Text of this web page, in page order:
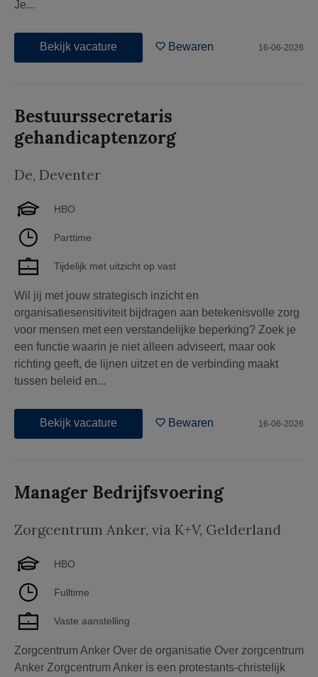
Je...
Bekijk vacature Bewaren 16-06-2026
Bestuurssecretaris
gehandicaptenzorg
De, Deventer
HBO
Parttime
Tijdelijk met uitzicht op vast
Wil jij met jouw strategisch inzicht en
organisatiesensitiviteit bijdragen aan betekenisvolle zorg
voor mensen met een verstandelijke beperking? Zoek je
een functie waarin je niet alleen adviseert, maar ook
richting geeft, de lijnen uitzet en de verbinding maakt
tussen beleid en...
Bekijk vacature Bewaren 16-06-2026
Manager Bedrijfsvoering
Zorgcentrum Anker, via K+V, Gelderland
HBO
Fulltime
Vaste aanstelling
Zorgcentrum Anker Over de organisatie Over zorgcentrum
Anker Zorgcentrum Anker is een protestants-christelijk